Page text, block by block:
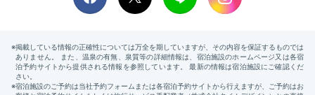
早起きしたら、全客室にある自家源泉かけ流しの内風呂
サウナまで付く贅沢なお部屋もあります。プライベート
空間で、誰にも邪魔されず朝風呂を楽しんで。